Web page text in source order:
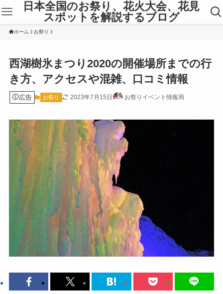
日本全国のお祭り、花火大会、花見
スポットを解説するブログ
ホーム お祭り
西湖樹氷まつり2020の開催場所までの行
き方、アクセスや混雑、口コミ情報
広告 お祭り 2023年7月15日 お祭りイベント情報局